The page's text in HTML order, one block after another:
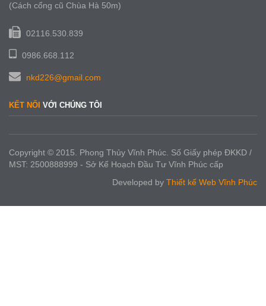
(Cách cổng cũ Chùa Hà 50m)
02116.530.839
0986.668.112
nkd226@gmail.com
KẾT NỐI VỚI CHÚNG TÔI
Copyright © 2015. Phong Thủy Vĩnh Phúc. Số Giấy phép ĐKKD /
MST: 2500888999 - Sở Kế Hoạch Đầu Tư Vĩnh Phúc cấp
Developed by Thiết kế Web Vĩnh Phúc